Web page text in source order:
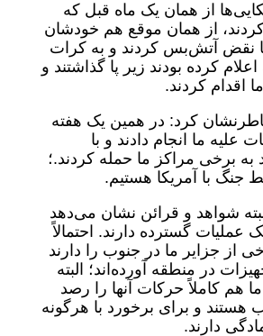
از همان یک ماه قبل که
از همان موقع هم خودشان
نقض آتش‌بس کردند و به کرات
کرده بودند زیر پا گذاشتند و
اقدام کردند.
کرد: در همین یک هفته
علیه ما انجام دادند و با
به برخی مراکز ما حمله کردند.؛
جنگ با آمریکا هستیم.
شواهد و قرائن نشان می‌دهد
عملیات گسترده دارند. احتمالاً
جزایر ما در جنوب را دارند
در منطقه آورده‌اند؛ البته
هم کاملاً حرکات آنها را رصد
هستند و برای برخورد با هرگونه
دارند.